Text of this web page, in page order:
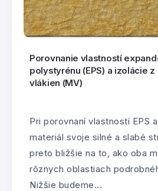
Porovnanie vlastností
polystyrénu (EPS) a izolácie
vlákien (MV)
Pri porovnaní vlastností EPS
materiál svoje silné a slabé
preto bližšie na to, ako oba
rôznych oblastiach
Nižšie budeme...